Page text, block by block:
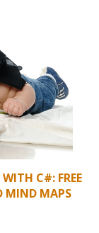
COURSES
RSS FEED
C#: FREE
MIND MAPS